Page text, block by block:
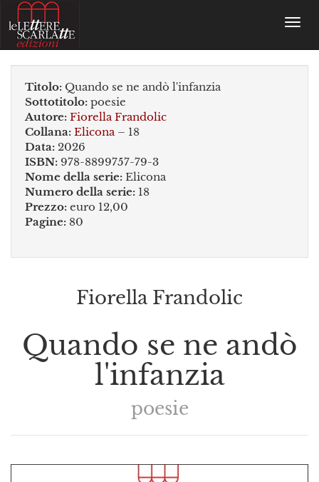
Titolo: Quando se ne andò l'infanzia
Sottotitolo: poesie
Autore: Fiorella Frandolic
Collana: Elicona – 18
Data: 2026
ISBN: 978-8899757-79-3
Nome della serie: Elicona
Numero della serie: 18
Prezzo: euro 12,00
Pagine: 80
Fiorella Frandolic
Quando se ne andò
l'infanzia
poesie